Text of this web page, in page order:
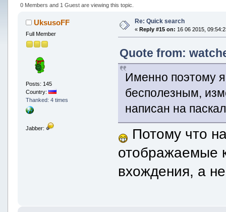
0 Members and 1 Guest are viewing this topic.
UksusoFF
Full Member
Posts: 145
Country:
Thanked: 4 times
Jabber:
Re: Quick search
« Reply #15 on: 16 06 2015,
Quote from:
Именно поэтому
бесполезным,
написан на
Потому что
отображаемые
вхождения, а